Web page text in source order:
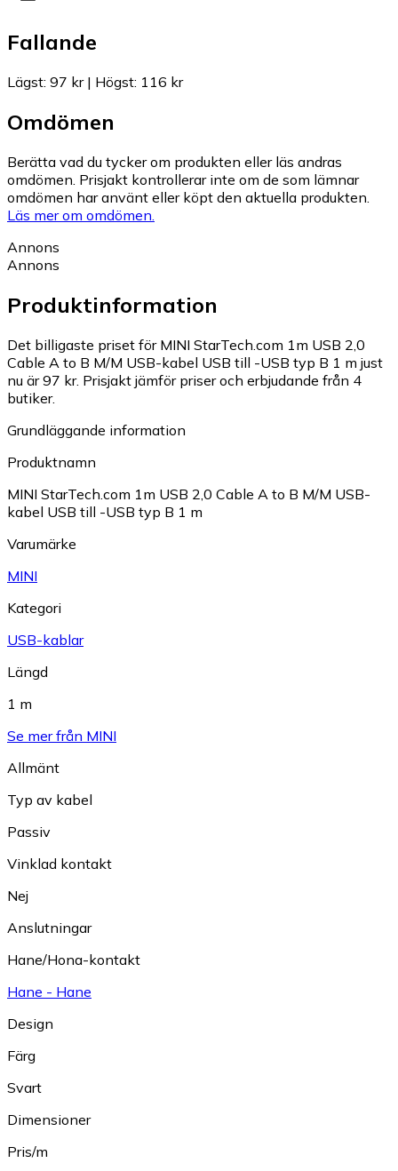
Fallande
Lägst: 97 kr| Högst: 116 kr
Omdömen
Berätta vad du tycker om produkten eller läs andras
omdömen. Prisjakt kontrollerar inte om de som lämnar
omdömen har använt eller köpt den aktuella produkten.
Läs mer om omdömen.
Annons
Annons
Produktinformation
Det billigaste priset för MINI StarTech.com 1m USB 2,0
Cable A to B M/M USB-kabel USB till -USB typ B 1 m just
nu är 97 kr. Prisjakt jämför priser och erbjudande från 4
butiker.
Grundläggande information
Produktnamn
MINI StarTech.com 1m USB 2,0 Cable A to B M/M USB-
kabel USB till -USB typ B 1 m
Varumärke
MINI
Kategori
USB-kablar
Längd
1 m
Se mer från MINI
Allmänt
Typ av kabel
Passiv
Vinklad kontakt
Nej
Anslutningar
Hane/Hona-kontakt
Hane - Hane
Design
Färg
Svart
Dimensioner
Pris/m